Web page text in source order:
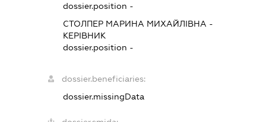
dossier.position -
СТОЛПЕР МАРИНА МИХАЙЛІВНА -
КЕРІВНИК
dossier.position -
dossier.beneficiaries:
dossier.missingData